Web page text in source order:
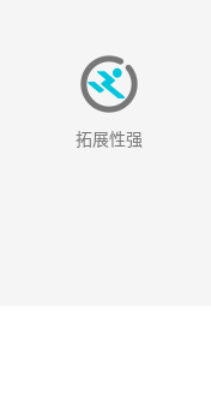
拓展性强